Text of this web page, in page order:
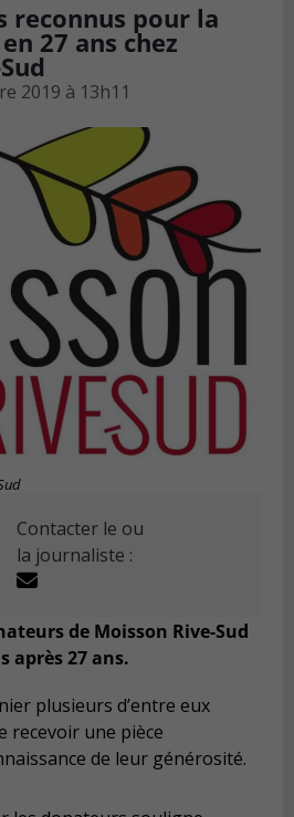
reconnus pour la
27 ans chez
2019 à 13h11
Contacter le ou
la journaliste :
de Moisson Rive-Sud
après 27 ans.
plusieurs d’entre eux
recevoir une pièce
de leur générosité.